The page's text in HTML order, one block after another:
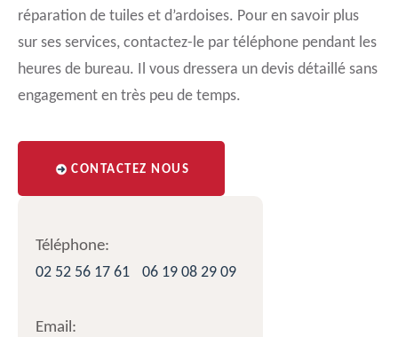
réparation de tuiles et d’ardoises. Pour en savoir plus
sur ses services, contactez-le par téléphone pendant les
heures de bureau. Il vous dressera un devis détaillé sans
engagement en très peu de temps.
CONTACTEZ NOUS
Téléphone:
02 52 56 17 61
06 19 08 29 09
Email: